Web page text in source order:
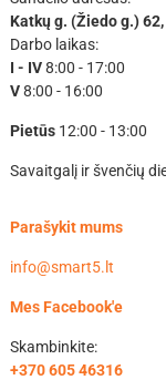
Katkų g. (Žiedo g.)
Darbo laikas:
I - IV8:00 - 17:00
V8:00 - 16:00
Pietūs12:00 - 13:00
Savaitgalį ir švenčių
Parašykit mums
info@smart5.lt
Mes Facebook'e
Skambinkite:
+370 605 46316